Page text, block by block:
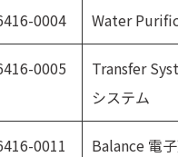
0004 Water
0005
Transfer
システム
0011 Balance 電